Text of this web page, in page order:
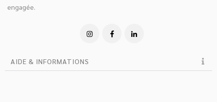
engagée.
AIDE & INFORMATIONS